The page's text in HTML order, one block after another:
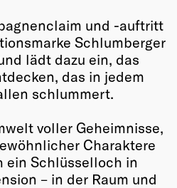
und -auftritt
Schlumberger
lädt dazu ein, das
das in jedem
schlummert.
voller Geheimnisse,
Charaktere
ein Schlüsselloch in
– in der Raum und